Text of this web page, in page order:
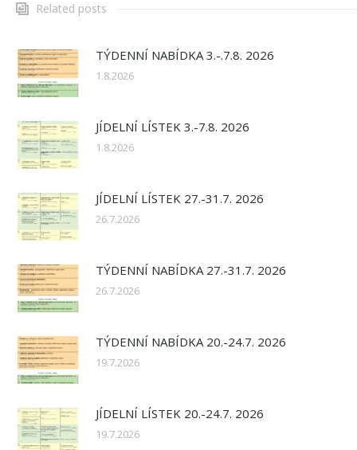
Related posts
TÝDENNÍ NABÍDKA 3.-.7.8. 2026
1.8.2026
JÍDELNÍ LÍSTEK 3.-7.8. 2026
1.8.2026
JÍDELNÍ LÍSTEK 27.-31.7. 2026
26.7.2026
TÝDENNÍ NABÍDKA 27.-31.7. 2026
26.7.2026
TÝDENNÍ NABÍDKA 20.-24.7. 2026
19.7.2026
JÍDELNÍ LÍSTEK 20.-24.7. 2026
19.7.2026